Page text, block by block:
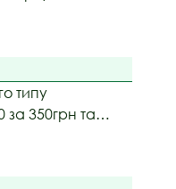
типу
350грн та